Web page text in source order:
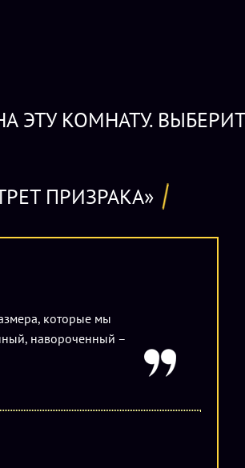
КОМНАТУ.
ПРИЗРАКА»
которые мы
навороченный –